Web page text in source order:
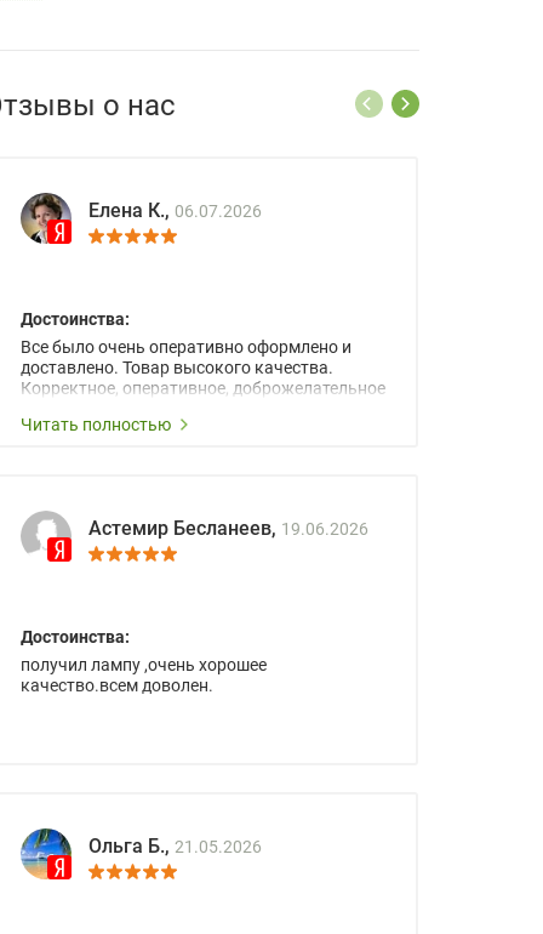
о нас
Елена К., 06.07.2026
Достоинства:
Все было очень оперативно оформлено и
доставлено. Товар высокого качества.
Корректное, оперативное, доброжелательное
Читать полностью
Астемир Бесланеев, 19.06.2026
Достоинства:
получил лампу ,очень хорошее
качество.всем доволен.
Ольга Б., 21.05.2026